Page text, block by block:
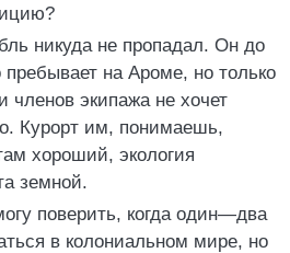
никуда не пропадал. Он до
пребывает на Ароме, но только
членов экипажа не хочет
Курорт им, понимаешь,
хороший, экология
земной.
поверить, когда один—два
в колониальном мире, но